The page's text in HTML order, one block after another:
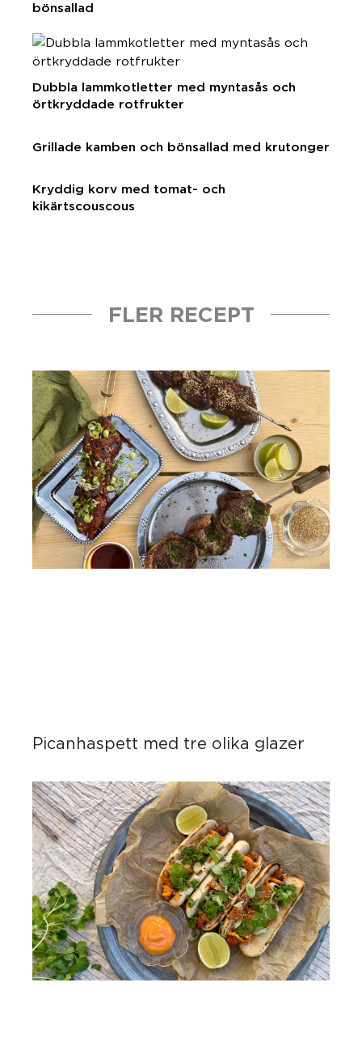
bönsallad
Dubbla lammkotletter med myntasås och
örtkryddade rotfrukter
Grillade kamben och bönsallad med krutonger
Kryddig korv med tomat- och
kikärtscouscous
FLER RECEPT
Picanhaspett med tre olika glazer